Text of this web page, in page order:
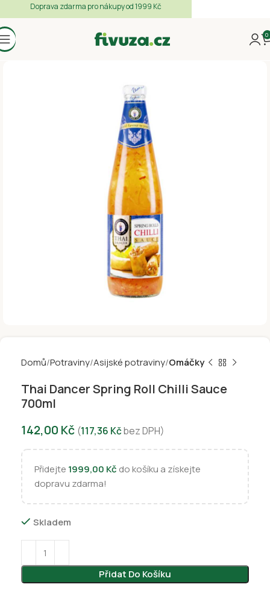
0
Domů Potraviny Asijské potraviny Omáčky
Thai Dancer Spring Roll Chilli Sauce
700ml
142,00 Kč (117,36 Kčbez DPH)
Přidejte 1999,00 Kč do košíku a získejte
dopravu zdarma!
Skladem
Přidat Do Košíku
Doprava zdarma pro nákupy od 1999 Kč